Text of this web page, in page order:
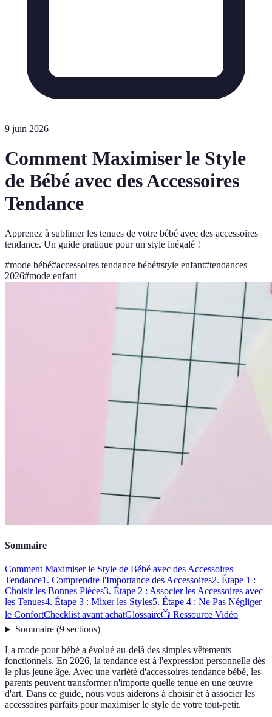
9 juin 2026
Comment Maximiser le Style
de Bébé avec des Accessoires
Tendance
Apprenez à sublimer les tenues de votre bébé avec des accessoires
tendance. Un guide pratique pour un style inégalé !
#mode bébé#accessoires tendance bébé#style enfant#tendances
2026#mode enfant
Sommaire
Comment Maximiser le Style de Bébé avec des Accessoires
Tendance1. Comprendre l'Importance des Accessoires2. Étape 1 :
Choisir les Bonnes Pièces3. Étape 2 : Associer les Accessoires avec
les Tenues4. Étape 3 : Mixer les Styles5. Étape 4 : Ne Pas Négliger
le ConfortChecklist avant achatGlossaire📺 Ressource Vidéo
Sommaire(9 sections)
La mode pour bébé a évolué au-delà des simples vêtements
fonctionnels. En 2026, la tendance est à l'expression personnelle dès
le plus jeune âge. Avec une variété d'accessoires tendance bébé, les
parents peuvent transformer n'importe quelle tenue en une œuvre
d'art. Dans ce guide, nous vous aiderons à choisir et à associer les
accessoires parfaits pour maximiser le style de votre tout-petit.